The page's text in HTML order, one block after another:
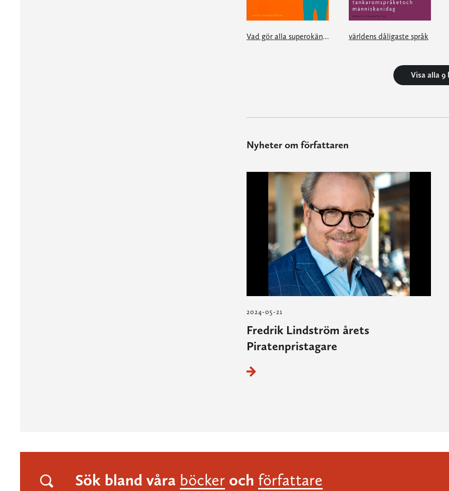
Vad gör alla superokända människor hela dagarna världens dåligaste språk
Visa alla 9
Nyheter om författaren
2024-05-21
Fredrik Lindström årets
Piratenpristagare
Sök bland våra böcker och författare